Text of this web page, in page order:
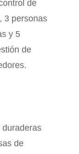
de
3 personas
y 5
de
duraderas
de